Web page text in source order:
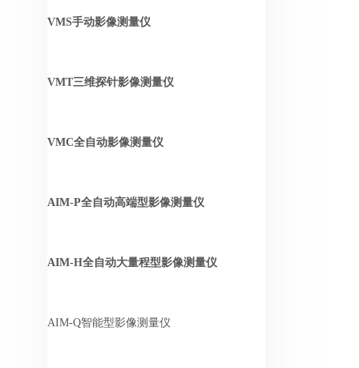
VMS手动影像测量仪
VMT三维探针影像测量仪
VMC全自动影像测量仪
AIM-P全自动高端型影像测量仪
AIM-H全自动大量程型影像测量仪
AIM-Q智能型影像测量仪